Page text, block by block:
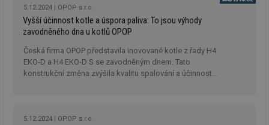
s teplovodním výměníkem – LP6 AQUA.
5.12.2024 OPOP s.r.o.
Vyšší účinnost kotle a úspora paliva: To jsou výhody
zavodněného dna u kotlů OPOP
Česká firma OPOP představila inovované kotle z řady H4
EKO-D a H4 EKO-D S se zavodněným dnem. Tato
konstrukční změna zvýšila kvalitu spalování a účinnost
5.12.2024 OPOP s.r.o.